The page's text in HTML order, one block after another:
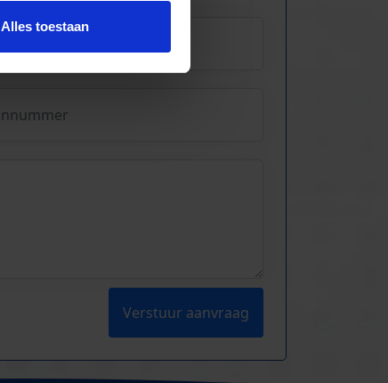
Alles toestaan
Verstuur aanvraag